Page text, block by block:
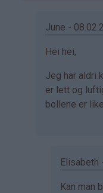
Elinda
bekreftet)
June -
Som
på
av
Kristine
Hei hei,
Jeg har aldri
er lett og
bollene er
Elisabeth
Som
Kan man